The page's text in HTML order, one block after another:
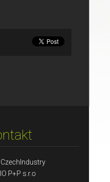
P+P s.r.o